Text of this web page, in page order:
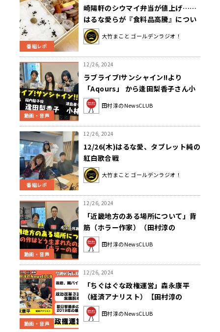
番組レポ
崎陽軒のシウマイ弁当が値上げ……
はるな愛らが『食料品高騰』につい
て語る
大竹まこと ゴールデンラジオ！
動画・音声
12/26, 2024
ラブライブ!サンシャイン!!より
「Aqours」 から逢田梨香子さん小
林愛香さん（田村淳のNewsCLUB
2024年12月21日・淳の部活）
田村淳のNewsCLUB
番組レポ
12/26, 2024
12/26(木)はるな愛、タブレット純の
紅白歌合戦
大竹まこと ゴールデンラジオ！
動画・音声
12/26, 2024
「近畿地方のある場所について」背
筋（ホラー作家）（田村淳の
NewsCLUB 2024年12月21日後半）
田村淳のNewsCLUB
動画・音声
12/26, 2024
「ちぐはぐな政権運営」森永康平
（経済アナリスト）【田村淳の
NewsCLUB 2024年12月21日前半】
田村淳のNewsCLUB